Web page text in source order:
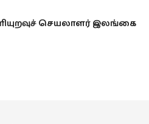
செயலாளர் இலங்கை